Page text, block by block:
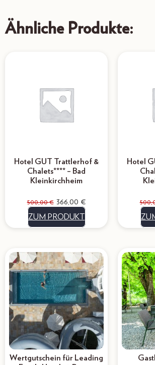
Ähnliche Produkte:
Hotel GUT Trattlerhof &
Chalets**** – Bad
Kleinkirchheim
500,00€ 366,00 €
ZUM PRODUKT
Hotel
Wertgutschein für Leading